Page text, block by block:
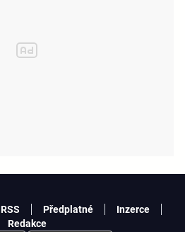
RSS Předplatné
Inzerce
Redakce